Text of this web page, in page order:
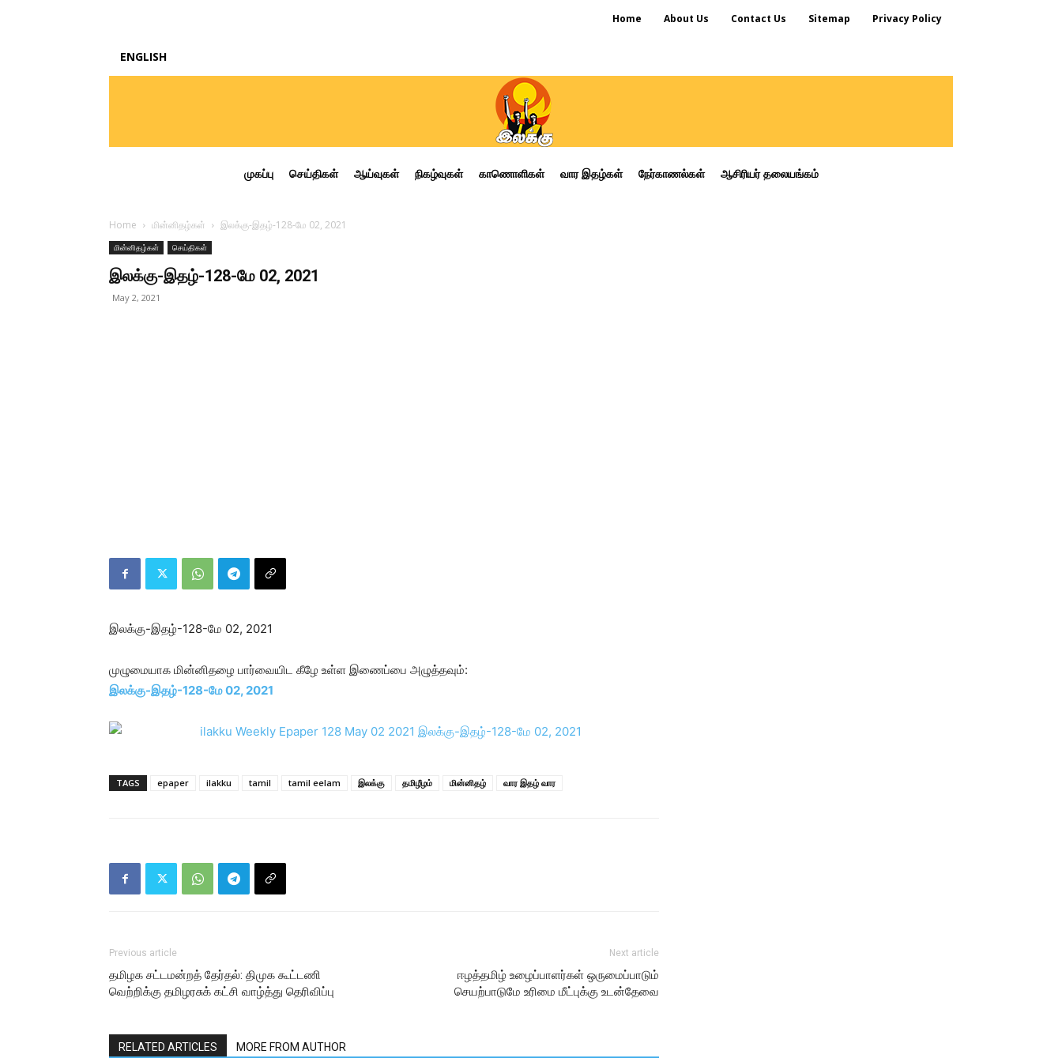
Home About Us Contact Us Sitemap Privacy Policy
ENGLISH
முகப்பு செய்திகள் ஆய்வுகள் நிகழ்வுகள் காணொளிகள் வார இதழ்கள் நேர்காணல்கள் ஆசிரியர் தலையங்கம்
Home மின்னிதழ்கள் இலக்கு-இதழ்-128-மே 02, 2021
மின்னிதழ்கள் செய்திகள்
இலக்கு-இதழ்-128-மே 02, 2021
May 2, 2021
இலக்கு-இதழ்-128-மே 02, 2021
முழுமையாக மின்னிதழை பார்வையிட கீழே உள்ள இணைப்பை அழுத்தவும்:
இலக்கு-இதழ்-128-மே 02, 2021
TAGS epaper ilakku tamil tamil eelam இலக்கு தமிழீழம் மின்னிதழ் வார இதழ் வார
Previous article
தமிழக சட்டமன்றத் தேர்தல்: திமுக கூட்டணி
வெற்றிக்கு தமிழரசுக் கட்சி வாழ்த்து தெரிவிப்பு
Next article
ஈழத்தமிழ் உழைப்பாளர்கள் ஒருமைப்பாடும்
செயற்பாடுமே உரிமை மீட்புக்கு உடன்தேவை
RELATED ARTICLES MORE FROM AUTHOR